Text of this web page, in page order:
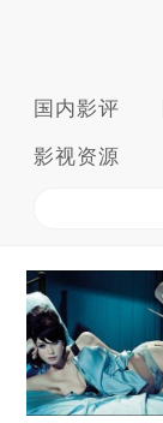
国内影评
影视资源